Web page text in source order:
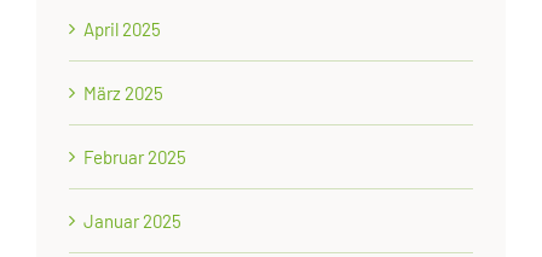
April 2025
März 2025
Februar 2025
Januar 2025